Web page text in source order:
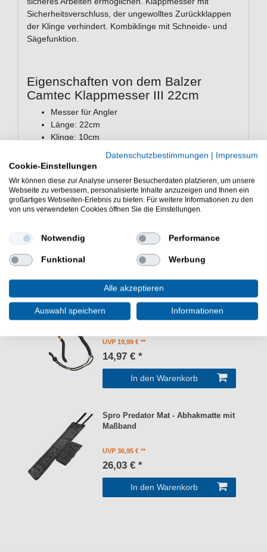
Sicherheitsverschluss, der ungewolltes Zurückklappen
der Klinge verhindert. Kombiklinge mit Schneide- und
Sägefunktion.
Eigenschaften von dem Balzer
Camtec Klappmesser III 22cm
Messer für Angler
Länge: 22cm
Klinge: 10cm
mit Sicherheitsverschluss
Kombiklinge
Günstig Camtec Klappmesser III 22cm online kaufen
und sparen. Balzer Messer zum Angeln. - HIER
Angelmesser bestellen.
Spro Pistol Grip Pliers 28cm -
Lösezange
UVP 19,99 €
14,97 € *
In den Warenkorb
Spro Predator Mat - Abhakmatte mit
Maßband
UVP 36,95 €
26,03 € *
In den Warenkorb
Datenschutzbestimmungen | Impressum
Cookie-Einstellungen
Wir können diese zur Analyse unserer Besucherdaten platzieren, um unsere
Webseite zu verbessern, personalisierte Inhalte anzuzeigen und Ihnen ein
großartiges Webseiten-Erlebnis zu bieten. Für weitere Informationen zu den
von uns verwendeten Cookies öffnen Sie die Einstellungen.
Notwendig Performance
Funktional Werbung
Alle akzeptieren
Auswahl speichern Informationen